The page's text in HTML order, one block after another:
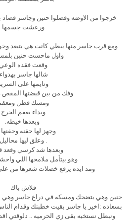
خرجوا من الاوضه وفضلوا حنين وجاسر قصاد
ورعشت جسمها
ومع قرب جاسر منها ببطي كانت هي بتبعد
واول ماحست حنين
وقعت فقده الوعي
شالها جاسر بهدواء
ونايمها على السرير
وفك من بين قبضتها المقص
ومسك قطن
وبداء يعقم الجرح
وبعدها خيطه.
وجهز لها حقنه وحقنها
. وعلق ليها محاليل
وبعدها شد كرسي وقعد
وهو بيتأمل ملامحها اللي
ومد ايده يرفع خصلات شعرها من
........
فلاش باك
حنين وهي بتضحك ومسكه في دراع جاسر وهي
بسعاده :اخير يا جاسر بقيت خطبتك وقدام
ونبطل نستخبه بقى زي الحرميه .. دلوقتي